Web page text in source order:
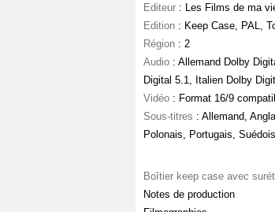
Editeur : Les Films de ma
Edition : Keep Case, PAL,
Région : 2
Audio : Allemand Dolby
Digital 5.1, Italien Dolby
Vidéo : Format 16/9
Sous-titres : Allemand,
Polonais, Portugais,
Boîtier keep case avec
Notes de production